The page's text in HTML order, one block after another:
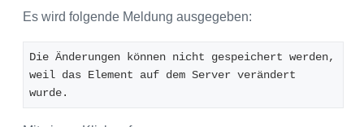
Es wird folgende Meldung ausgegeben:
Die Änderungen können nicht gespeichert werden,
weil das Element auf dem Server verändert
wurde.